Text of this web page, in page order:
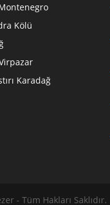
Kölü
Karadağ
- Tüm Hakları Saklıdır.